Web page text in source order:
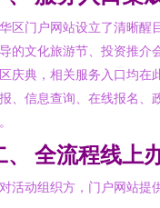
区门户网站设立了清晰醒
的文化旅游节、投资推介
庆典，相关服务入口均在
、信息查询、在线报名、
、 全流程线上
活动组织方，门户网站提